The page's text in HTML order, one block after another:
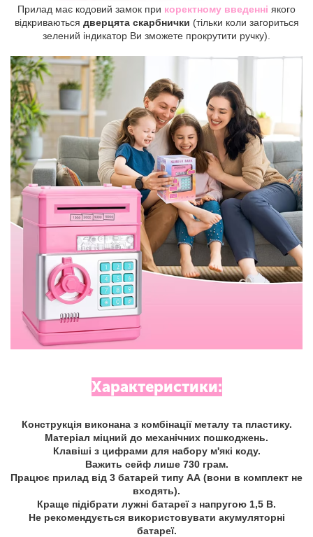
Прилад має кодовий замок при коректному введенні якого
відкриваються дверцята скарбнички (тільки коли загориться
зелений індикатор Ви зможете прокрутити ручку).
Характеристики:
Конструкція виконана з комбінації металу та пластику.
Матеріал міцний до механічних пошкоджень.
Клавіші з цифрами для набору м'які коду.
Важить сейф лише 730 грам.
Працює прилад від 3 батарей типу АА (вони в комплект не
входять).
Краще підібрати лужні батареї з напругою 1,5 В.
Не рекомендується використовувати акумуляторні
батареї.